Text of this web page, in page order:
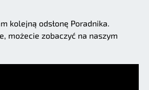
kolejną odsłonę Poradnika.
możecie zobaczyć na naszym